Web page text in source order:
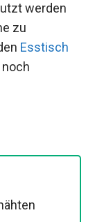
werden
zu
Esstisch